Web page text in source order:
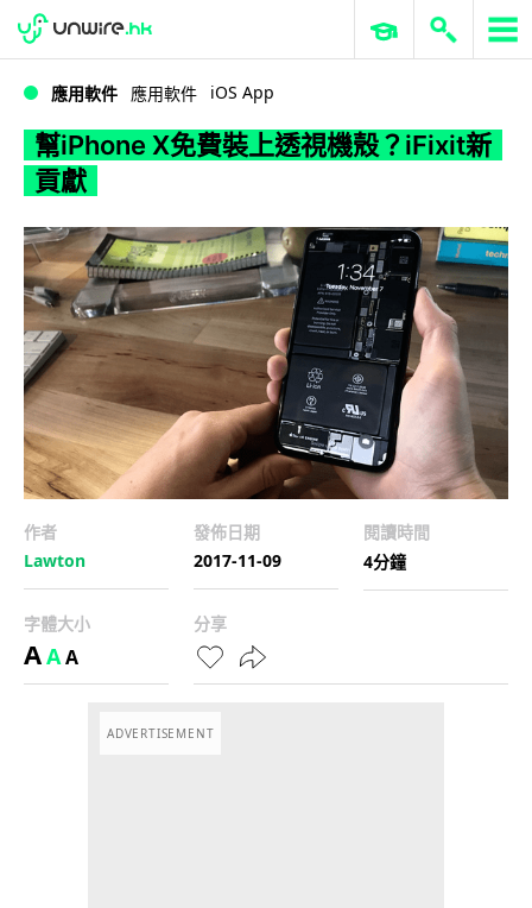
幫iPhone X免費裝上透視機殼？iFixit新貢獻
WWDC 2026 ERP 與商業 AI
應用軟件 應用軟件 iOS App
幫iPhone X免費裝上透視機殼？iFixit新
貢獻
作者
Lawton
發佈日期
2017-11-09
閱讀時間
4分鐘
字體大小
AAA
分享
ADVERTISEMENT